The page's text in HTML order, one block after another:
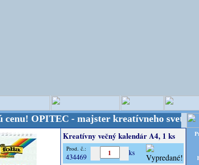
OPITEC - majster kreatívneho sveta - Kvalita
Kreatívny večný kalendár A4, 1 ks
Prod. č.:
434469 ks